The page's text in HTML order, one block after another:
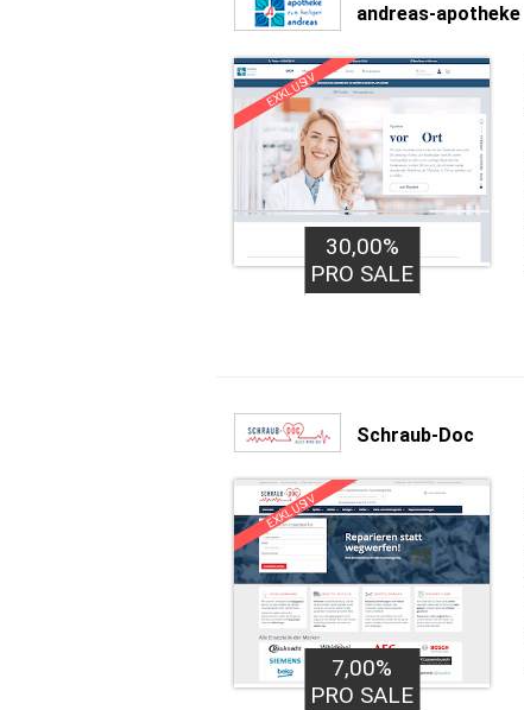
andreas-apotheke
EXKLUSIV
30,00%
PRO SALE
Schraub-Doc
EXKLUSIV
7,00%
PRO SALE